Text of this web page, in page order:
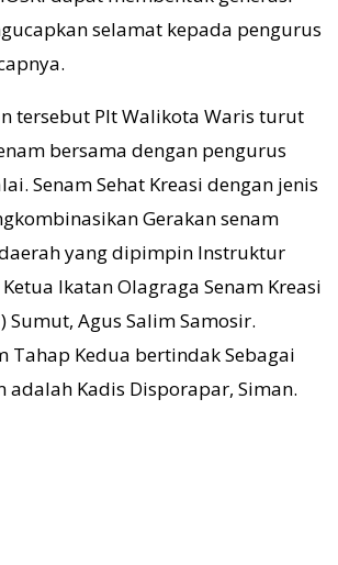
selamat kepada pengurus
tersebut Plt Walikota Waris turut
bersama dengan pengurus
Senam Sehat Kreasi dengan jenis
Gerakan senam
yang dipimpin Instruktur
Ikatan Olagraga Senam Kreasi
Sumut, Agus Salim Samosir.
Tahap Kedua bertindak Sebagai
adalah Kadis Disporapar, Siman.